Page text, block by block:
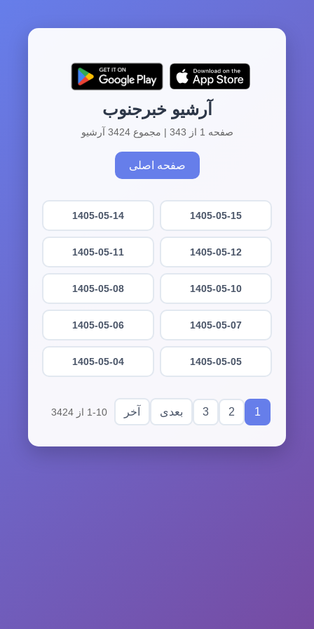
آرشیو خبرجنوب
صفحه 1 از 343 | مجموع 3424 آرشیو
صفحه اصلی
1405-05-15
1405-05-14
1405-05-12
1405-05-11
1405-05-10
1405-05-08
1405-05-07
1405-05-06
1405-05-05
1405-05-04
1
2
3 بعدی آخر 1-10 از 3424